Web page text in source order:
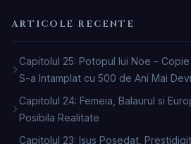
ARTICOLE RECENTE
Capitolul 25: Potopul lui Noe –
S-a Intamplat cu 500 de Ani Mai
Capitolul 24: Femeia, Balaurul si
Posibila Realitate
Capitolul 23: Isus Posedat,